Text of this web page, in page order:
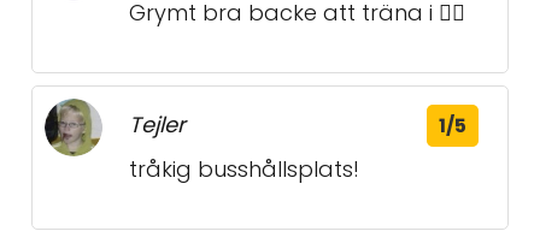
Grymt bra backe att träna i 🏃‍♀️
Tejler 1/5
tråkig busshållsplats!